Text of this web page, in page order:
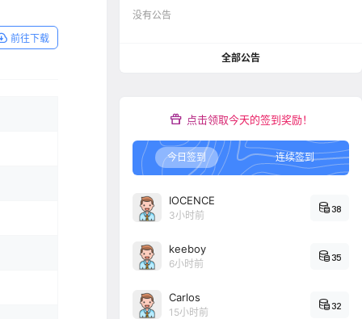
前往下载
没有公告
全部公告
点击领取今天的签到奖励！
今日签到 连续签到
IOCENCE
3小时前
38
keeboy
6小时前
35
Carlos
15小时前
32